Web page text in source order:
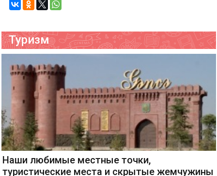
Туризм
Наши любимые местные точки,
туристические места и скрытые жемчужины